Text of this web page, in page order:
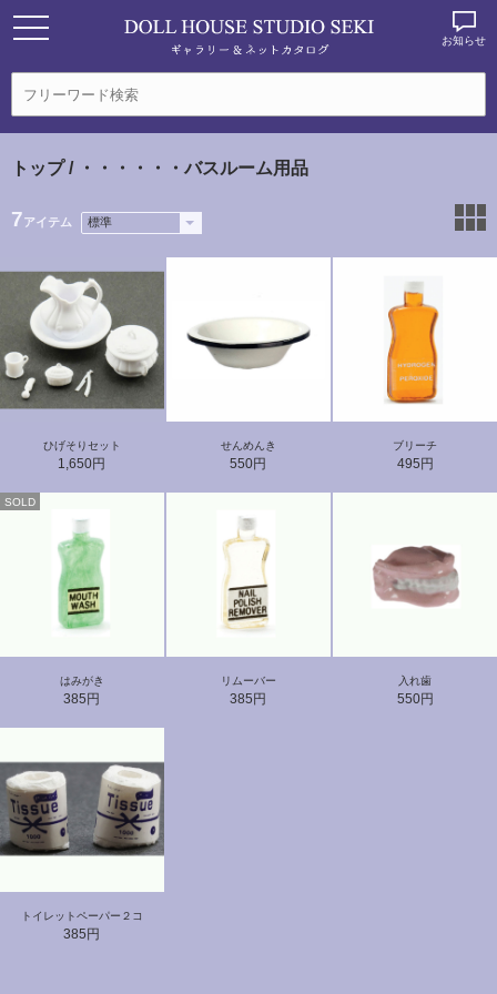
お知らせ
トップ/ ・・・・・・バスルーム用品
7アイテム
ひげそりセット
1,650円
せんめんき
550円
ブリーチ
495円
SOLD
はみがき
385円
リムーバー
385円
入れ歯
550円
トイレットペーパー２コ
385円